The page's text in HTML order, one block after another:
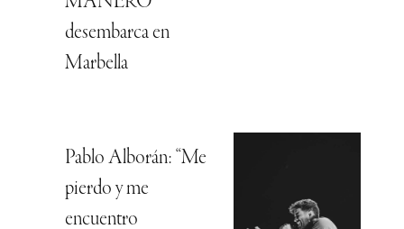
desembarca en
Marbella
Pablo Alborán: “Me
pierdo y me
encuentro